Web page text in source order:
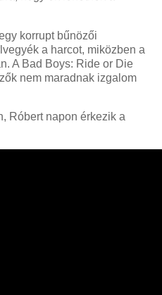
korrupt bűnözői
a harcot, miközben a
A Bad Boys: Ride or Die
nem maradnak izgalom
Róbert napon érkezik a